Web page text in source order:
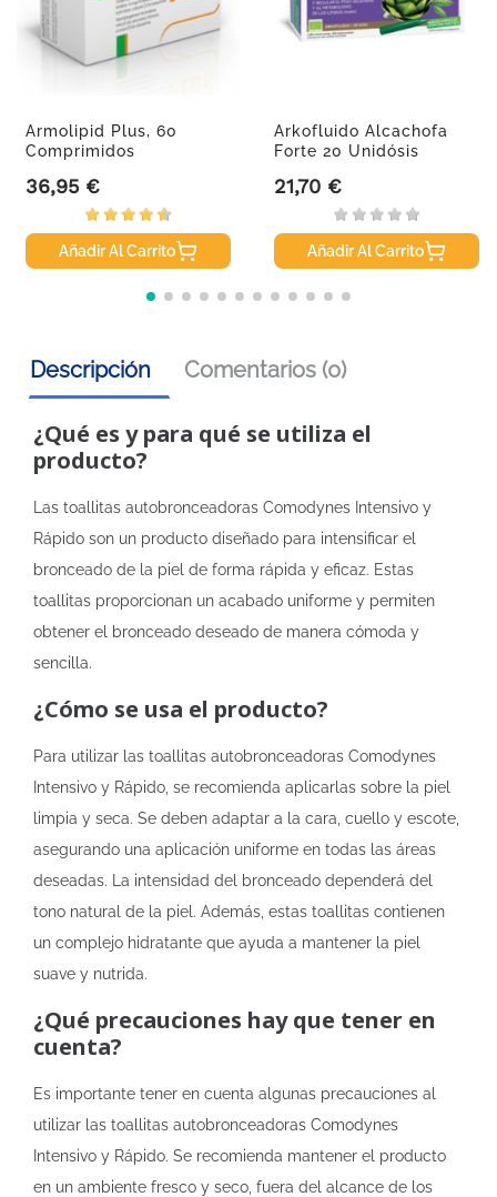
Armolipid Plus, 60
Comprimidos
Precio
36,95 €
Añadir Al Carrito
Arkofluido Alcachofa
Forte 20 Unidósis
Precio
21,70 €
Añadir Al Carrito
Descripción Comentarios (0)
¿Qué es y para qué se utiliza el
producto?
Las toallitas autobronceadoras Comodynes Intensivo y
Rápido son un producto diseñado para intensificar el
bronceado de la piel de forma rápida y eficaz. Estas
toallitas proporcionan un acabado uniforme y permiten
obtener el bronceado deseado de manera cómoda y
sencilla.
¿Cómo se usa el producto?
Para utilizar las toallitas autobronceadoras Comodynes
Intensivo y Rápido, se recomienda aplicarlas sobre la piel
limpia y seca. Se deben adaptar a la cara, cuello y escote,
asegurando una aplicación uniforme en todas las áreas
deseadas. La intensidad del bronceado dependerá del
tono natural de la piel. Además, estas toallitas contienen
un complejo hidratante que ayuda a mantener la piel
suave y nutrida.
¿Qué precauciones hay que tener en
cuenta?
Es importante tener en cuenta algunas precauciones al
utilizar las toallitas autobronceadoras Comodynes
Intensivo y Rápido. Se recomienda mantener el producto
en un ambiente fresco y seco, fuera del alcance de los